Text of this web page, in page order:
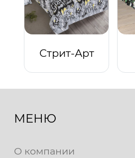
Стрит-Арт
МЕНЮ
О компании